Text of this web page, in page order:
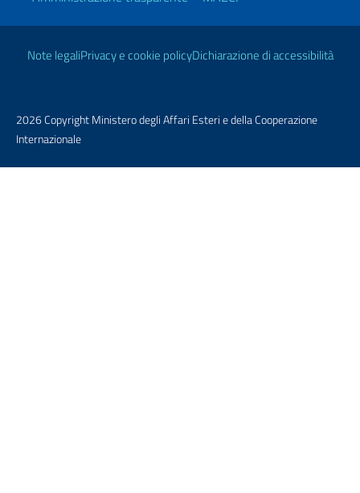
Link Utili
Note legaliPrivacy e cookie policyDichiarazione di accessibilità
2026 Copyright Ministero degli Affari Esteri e della Cooperazione
Internazionale